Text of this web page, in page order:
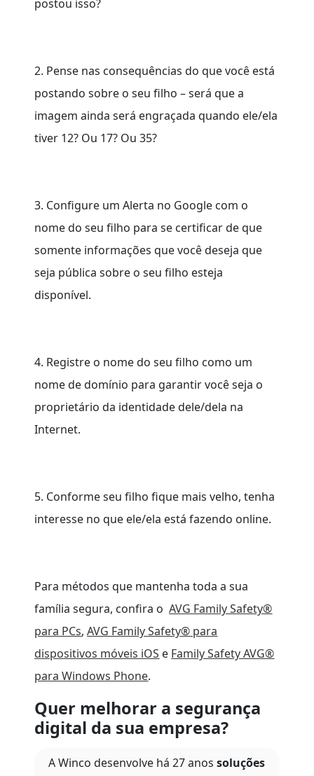
postou isso?
2. Pense nas consequências do que você está
postando sobre o seu filho – será que a
imagem ainda será engraçada quando ele/ela
tiver 12? Ou 17? Ou 35?
3. Configure um Alerta no Google com o
nome do seu filho para se certificar de que
somente informações que você deseja que
seja pública sobre o seu filho esteja
disponível.
4. Registre o nome do seu filho como um
nome de domínio para garantir você seja o
proprietário da identidade dele/dela na
Internet.
5. Conforme seu filho fique mais velho, tenha
interesse no que ele/ela está fazendo online.
Para métodos que mantenha toda a sua
família segura, confira oAVG Family Safety®
para PCs,AVG Family Safety® para
dispositivos móveis iOS e Family Safety AVG®
para Windows Phone.
Quer melhorar a segurança
digital da sua empresa?
A Winco desenvolve há 27 anossoluções